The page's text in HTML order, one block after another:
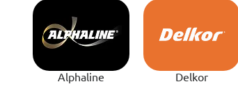
Alphaline Delkor